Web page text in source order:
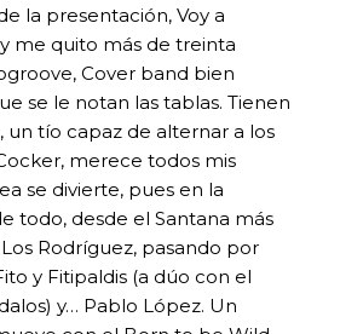
la presentación, Voy a
me quito más de treinta
Cover band bien
se le notan las tablas. Tienen
un tío capaz de alternar a los
merece todos mis
se divierte, pues en la
todo, desde el Santana más
Rodríguez, pasando por
y Fitipaldis (a dúo con el
y… Pablo López. Un